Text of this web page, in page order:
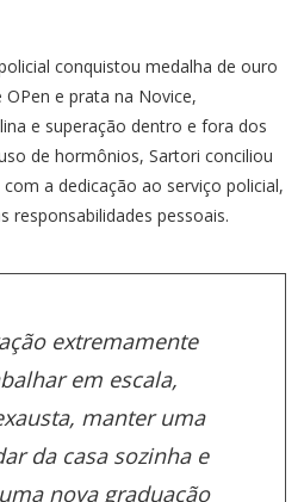
conquistou medalha de ouro
e prata na Novice,
e superação dentro e fora dos
de hormônios, Sartori conciliou
a dedicação ao serviço policial,
responsabilidades pessoais.
extremamente
em escala,
manter uma
da casa sozinha e
nova graduação